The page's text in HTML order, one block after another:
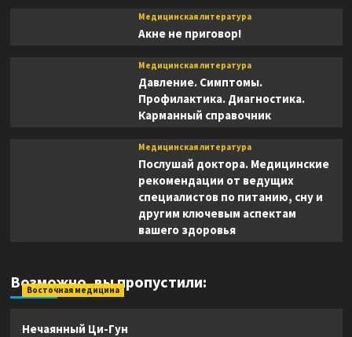
Медицинская литература
Акне не приговор!
Медицинская литература
Давление. Симптомы.
Профилактика. Диагностика.
Карманный справочник
Медицинская литература
Послушай доктора. Медицинские
рекомендации от ведущих
специалистов по питанию, сну и
другим ключевым аспектам
вашего здоровья
Возможно, вы пропустили:
Восточная медицина
Нечаянный Ци-Гун